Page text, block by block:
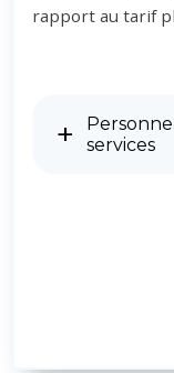
rapport au tarif
services